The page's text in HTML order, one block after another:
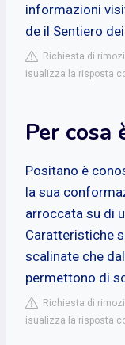
informazioni
de il Sentiero
Richiesta di
isualizza la risposta
Per cosa
Positano è
la sua
arroccata su di
Caratteristiche
scalinate che
permettono di
Richiesta di
isualizza la risposta